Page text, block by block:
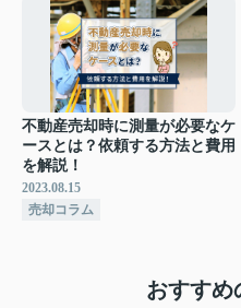
不動産売却時に測量が必要なケ
ースとは？依頼する方法と費用
を解説！
2023.08.15
売却コラム
おすすめ